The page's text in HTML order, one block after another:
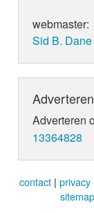
webmaster:
Sid B. Dane
Adverteren
13364828
contact | privacy
sitemap